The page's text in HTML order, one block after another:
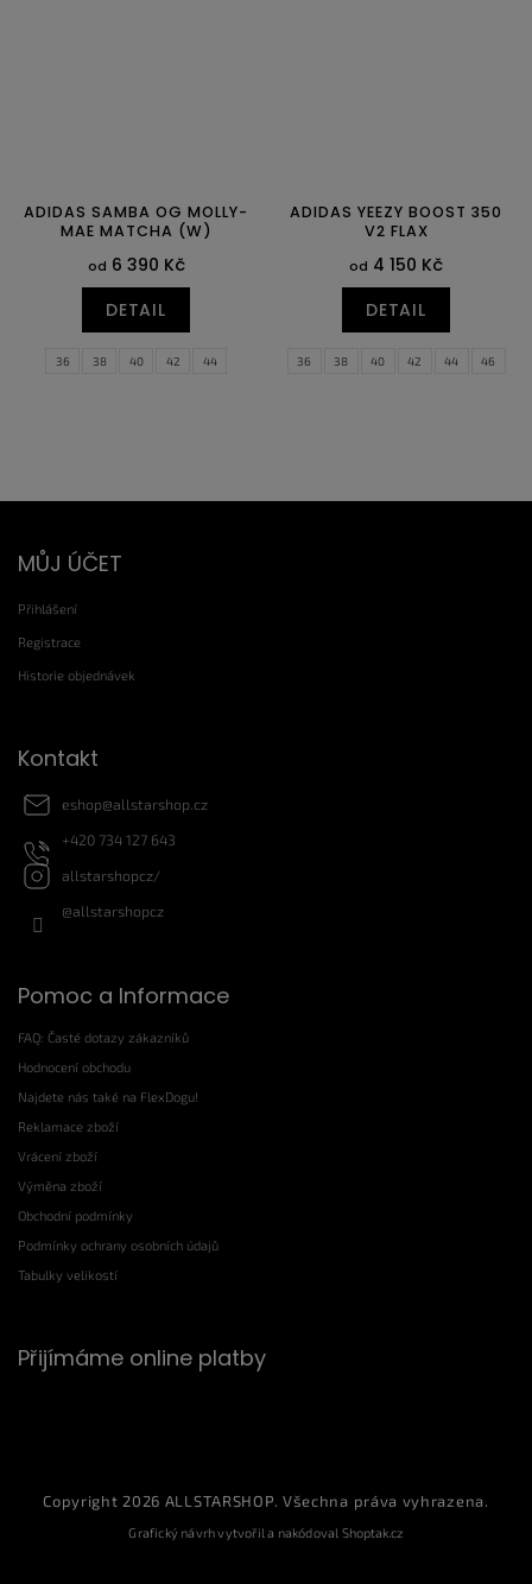
ADIDAS SAMBA OG MOLLY-
MAE MATCHA (W)
od 6 390 Kč
DETAIL
36 38 40 42 44
ADIDAS YEEZY BOOST 350
V2 FLAX
od 4 150 Kč
DETAIL
36 38 40 42 44 46
MŮJ ÚČET
Přihlášení
Registrace
Historie objednávek
Kontakt
eshop@allstarshop.cz
+420 734 127 643
allstarshopcz/
@allstarshopcz
Pomoc a Informace
FAQ: Časté dotazy zákazníků
Hodnocení obchodu
Najdete nás také na FlexDogu!
Reklamace zboží
Vrácení zboží
Výměna zboží
Obchodní podmínky
Podmínky ochrany osobních údajů
Tabulky velikostí
Přijímáme online platby
Copyright 2026 ALLSTARSHOP. Všechna práva vyhrazena.
Grafický návrh vytvořil a nakódoval Shoptak.cz